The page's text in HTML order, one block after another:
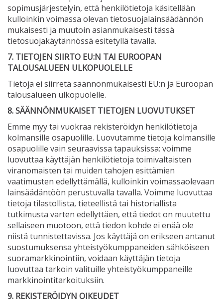
sopimusjärjestelyin, että henkilötietoja käsitellään
kulloinkin voimassa olevan tietosuojalainsäädännön
mukaisesti ja muutoin asianmukaisesti tässä
tietosuojakäytännössä esitetyllä tavalla.
7. TIETOJEN SIIRTO EU:N TAI EUROOPAN
TALOUSALUEEN ULKOPUOLELLE
Tietoja ei siirretä säännönmukaisesti EU:n ja Euroopan
talousalueen ulkopuolelle.
8. SÄÄNNÖNMUKAISET TIETOJEN LUOVUTUKSET
Emme myy tai vuokraa rekisteröidyn henkilötietoja
kolmansille osapuolille. Luovutamme tietoja kolmansille
osapuolille vain seuraavissa tapauksissa: voimme
luovuttaa käyttäjän henkilötietoja toimivaltaisten
viranomaisten tai muiden tahojen esittämien
vaatimusten edellyttämällä, kulloinkin voimassaolevaan
lainsäädäntöön perustuvalla tavalla. Voimme luovuttaa
tietoja tilastollista, tieteellistä tai historiallista
tutkimusta varten edellyttäen, että tiedot on muutettu
sellaiseen muotoon, että tiedon kohde ei enää ole
niistä tunnistettavissa. Jos käyttäjä on erikseen antanut
suostumuksensa yhteistyökumppaneiden sähköiseen
suoramarkkinointiin, voidaan käyttäjän tietoja
luovuttaa tarkoin valituille yhteistyökumppaneille
markkinointitarkoituksiin.
9. REKISTERÖIDYN OIKEUDET